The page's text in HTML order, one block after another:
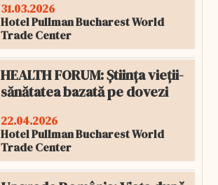
31.03.2026
Hotel Pullman Bucharest World
Trade Center
HEALTH FORUM: Știința vieții-
sănătatea bazată pe dovezi
22.04.2026
Hotel Pullman Bucharest World
Trade Center